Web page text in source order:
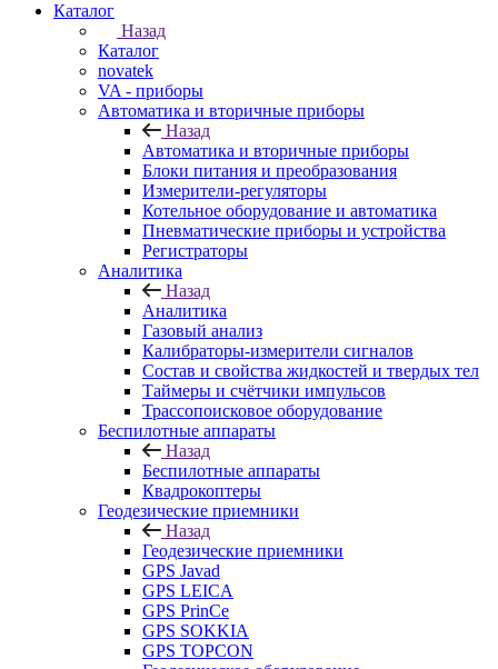
Каталог
Назад
Каталог
novatek
VA - приборы
Автоматика и вторичные приборы
Назад
Автоматика и вторичные приборы
Блоки питания и преобразования
Измерители-регуляторы
Котельное оборудование и автоматика
Пневматические приборы и устройства
Регистраторы
Аналитика
Назад
Аналитика
Газовый анализ
Калибраторы-измерители сигналов
Состав и свойства жидкостей и твердых тел
Таймеры и счётчики импульсов
Трассопоисковое оборудование
Беспилотные аппараты
Назад
Беспилотные аппараты
Квадрокоптеры
Геодезические приемники
Назад
Геодезические приемники
GPS Javad
GPS LEICA
GPS PrinCe
GPS SOKKIA
GPS TOPCON